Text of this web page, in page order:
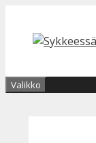
sisältöön
Valikko